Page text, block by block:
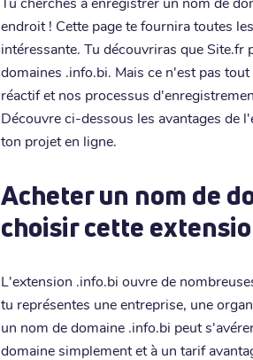
endroit ! Cette page te fournira toutes
intéressante. Tu découvriras que
domaines .info.bi. Mais ce n'est pas
réactif et nos processus
Découvre ci-dessous les avantages de
ton projet en ligne.
Acheter un nom de
choisir cette
L'extension .info.bi ouvre de
tu représentes une entreprise, une
un nom de domaine .info.bi peut
domaine simplement et à un tarif